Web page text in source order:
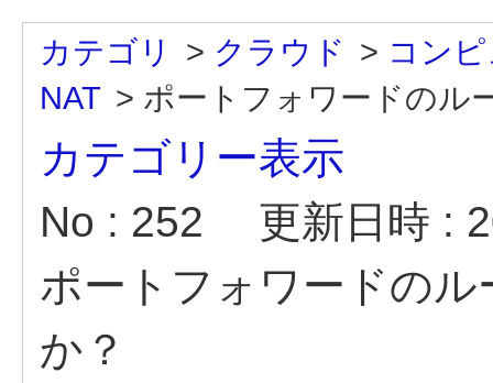
カテゴリ > クラウド > コン
NAT > ポートフォワードのル
カテゴリー表示
No : 252
更新日時 :
ポートフォワードの
か？